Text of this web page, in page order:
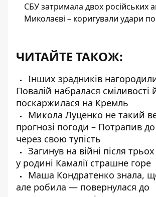
СБУ затримала двох російських
Миколаєві – коригували удари по
ЧИТАЙТЕ ТАКОЖ:
Інших зрадників
Повалій набралася сміливості
поскаржилася на Кремль
Микола Луценко не такий
прогнозі погоди – Потрапив
через свою тупість
Загинув на війні після
у родині Камалії страшне горе
Маша Кондратенко знала,
але робила — повернулася до